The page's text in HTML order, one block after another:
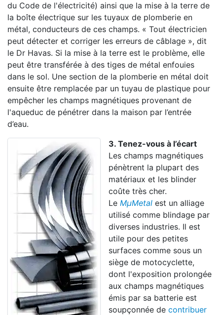
du Code de l'électricité) ainsi que la mise à la terre de
la boîte électrique sur les tuyaux de plomberie en
métal, conducteurs de ces champs. « Tout électricien
peut détecter et corriger les erreurs de câblage », dit
le Dr Havas. Si la mise à la terre est le problème, elle
peut être transférée à des tiges de métal enfouies
dans le sol. Une section de la plomberie en métal doit
ensuite être remplacée par un tuyau de plastique pour
empêcher les champs magnétiques provenant de
l'aqueduc de pénétrer dans la maison par l’entrée
d’eau.
3. Tenez-vous à l’écart
Les champs magnétiques
pénètrent la plupart des
matériaux et les blinder
coûte très cher.
Le MµMetal est un alliage
utilisé comme blindage par
diverses industries. Il est
utile pour des petites
surfaces comme sous un
siège de motocyclette,
dont l'exposition prolongée
aux champs magnétiques
émis par sa batterie est
soupçonnée de contribuer